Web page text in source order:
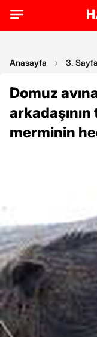
Anasayfa 3. Sayfa
Domuz
merminin